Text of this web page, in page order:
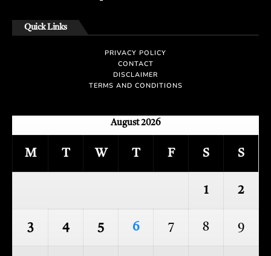
Quick Links
PRIVACY POLICY
CONTACT
DISCLAIMER
TERMS AND CONDITIONS
August 2026
M T W T F S S
1 2
3 4 5 6 7 8 9